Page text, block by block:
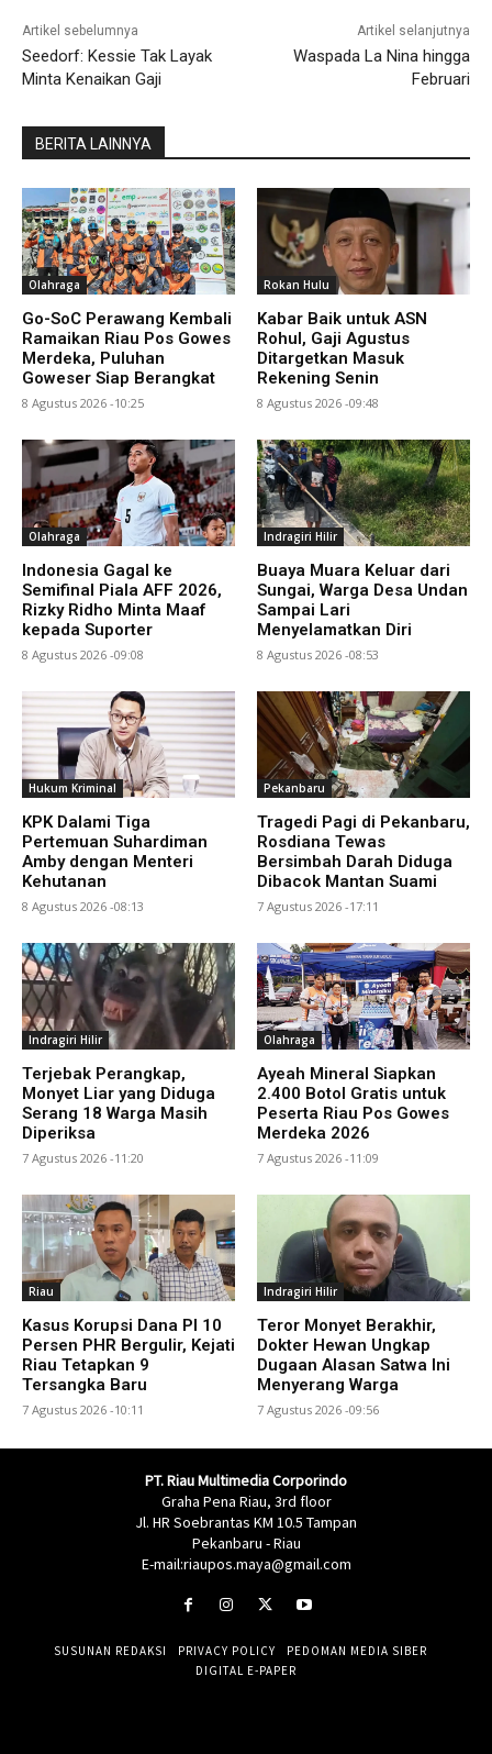
Artikel sebelumnya
Seedorf: Kessie Tak Layak
Minta Kenaikan Gaji
Artikel selanjutnya
Waspada La Nina hingga
Februari
BERITA LAINNYA
Olahraga
Go-SoC Perawang Kembali
Ramaikan Riau Pos Gowes
Merdeka, Puluhan
Goweser Siap Berangkat
8 Agustus 2026 -10:25
Rokan Hulu
Kabar Baik untuk ASN
Rohul, Gaji Agustus
Ditargetkan Masuk
Rekening Senin
8 Agustus 2026 -09:48
Olahraga
Indonesia Gagal ke
Semifinal Piala AFF 2026,
Rizky Ridho Minta Maaf
kepada Suporter
8 Agustus 2026 -09:08
Indragiri Hilir
Buaya Muara Keluar dari
Sungai, Warga Desa Undan
Sampai Lari
Menyelamatkan Diri
8 Agustus 2026 -08:53
Hukum Kriminal
KPK Dalami Tiga
Pertemuan Suhardiman
Amby dengan Menteri
Kehutanan
8 Agustus 2026 -08:13
Pekanbaru
Tragedi Pagi di Pekanbaru,
Rosdiana Tewas
Bersimbah Darah Diduga
Dibacok Mantan Suami
7 Agustus 2026 -17:11
Indragiri Hilir
Terjebak Perangkap,
Monyet Liar yang Diduga
Serang 18 Warga Masih
Diperiksa
7 Agustus 2026 -11:20
Olahraga
Ayeah Mineral Siapkan
2.400 Botol Gratis untuk
Peserta Riau Pos Gowes
Merdeka 2026
7 Agustus 2026 -11:09
Riau
Kasus Korupsi Dana PI 10
Persen PHR Bergulir, Kejati
Riau Tetapkan 9
Tersangka Baru
7 Agustus 2026 -10:11
Indragiri Hilir
Teror Monyet Berakhir,
Dokter Hewan Ungkap
Dugaan Alasan Satwa Ini
Menyerang Warga
7 Agustus 2026 -09:56
PT. Riau Multimedia Corporindo
Graha Pena Riau, 3rd floor
Jl. HR Soebrantas KM 10.5 Tampan
Pekanbaru - Riau
E-mail:riaupos.maya@gmail.com
SUSUNAN REDAKSI PRIVACY POLICY
PEDOMAN MEDIA SIBER
DIGITAL E-PAPER